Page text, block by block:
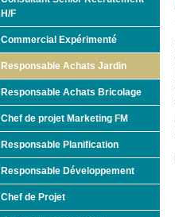
H/F
Commercial Expérimenté
Responsable Achats Jardin
Responsable Achats Bricolage
Chef de projet Marketing FM
Responsable Planification
Responsable Développement
Chef de Projet